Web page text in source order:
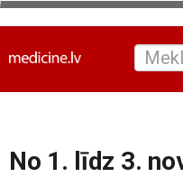
No 1. līdz 3.